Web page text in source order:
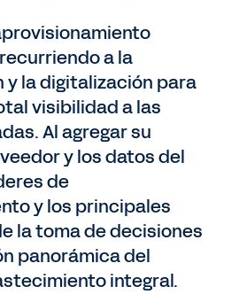
a la
la digitalización para
visibilidad a las
Al agregar su
y los datos del
de
y los principales
la toma de decisiones
panorámica del
integral.